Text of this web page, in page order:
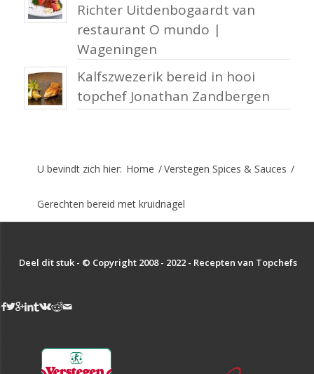
Richter Uitdenbogaardt van
restaurant O mundo |
Wageningen
Kalfszwezerik bereid in hooi
topchef Jonathan Zandbergen
U bevindt zich hier: Home /Verstegen Spices & Sauces /
Gerechten bereid met kruidnagel
Deel dit stuk - © Copyright 2008 - 2022 - Recepten van Topchefs